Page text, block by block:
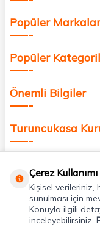
Popüler Markalar
Popüler
Önemli Bilgiler
Turuncukasa
Uygulamalarımız
Çerez Kullanımı
Kişisel verileriniz,
sunulması için
Konuyla ilgili
inceleyebilirsiniz.